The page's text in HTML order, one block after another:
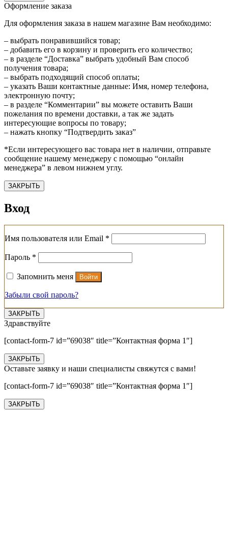
Оформление заказа
Для оформления заказа в нашем магазине Вам необходимо:
– выбрать понравившийся товар;
– добавить его в корзину и проверить его количество;
– в разделе “Доставка” выбрать удобный Вам способ
получения товара;
– выбрать подходящий способ оплаты;
– указать Ваши контактные данные: Имя, номер телефона,
электронную почту;
– в разделе “Комментарии” вы можете оставить Ваши
пожелания по времени доставки, а так же задать
интересующие вопросы по товару;
– нажать кнопку “Подтвердить заказ”
*Если интересующего вас товара нет в наличии, отправьте
сообщение нашему менеджеру с помощью “онлайн
менеджера” в левом нижнем углу.
ЗАКРЫТЬ
Вход
Имя пользователя или Email *
Пароль *
Запомнить меня Войти
Забыли свой пароль?
ЗАКРЫТЬ
Здравствуйте
[contact-form-7 id=”69038″ title=”Контактная форма 1″]
ЗАКРЫТЬ
Оставьте заявку и наши специалисты свяжутся с вами!
[contact-form-7 id=”69038″ title=”Контактная форма 1″]
ЗАКРЫТЬ